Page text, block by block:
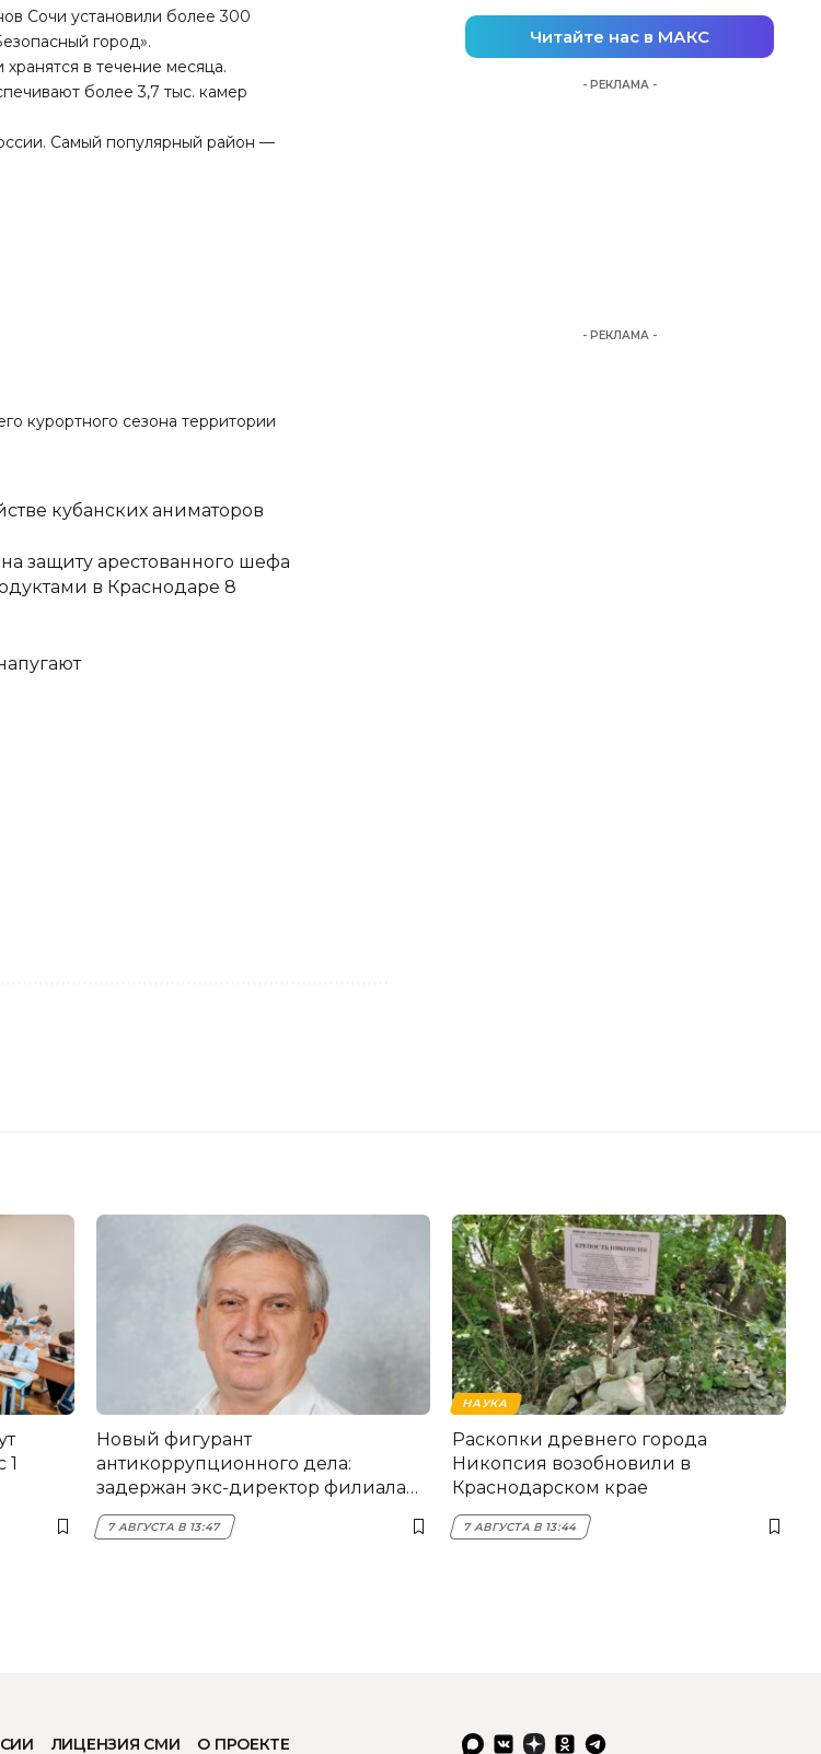
Сочи установили более 300
город».
в течение месяца.
более 3,7 тыс. камер
Самый популярный район —
курортного сезона территории
кубанских аниматоров
защиту арестованного шефа
в Краснодаре 8
Читайте нас в МАКС
- РЕКЛАМА -
- РЕКЛАМА -
1
Новый фигурант
антикоррупционного дела:
задержан экс-директор филиала
НЭСК Крымска
7 АВГУСТА В 13:47
НАУКА
Раскопки древнего города
Никопсия возобновили в
Краснодарском крае
7 АВГУСТА В 13:44
ЛИЦЕНЗИЯ СМИ О ПРОЕКТЕ